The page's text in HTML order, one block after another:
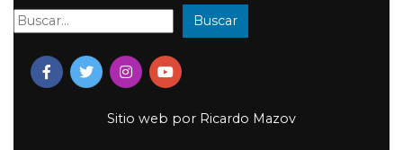
Buscar: Buscar
Sitio web por Ricardo Mazov